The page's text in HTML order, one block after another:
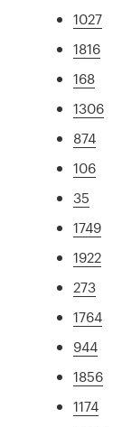
1027
1816
168
1306
874
106
35
1749
1922
273
1764
944
1856
1174